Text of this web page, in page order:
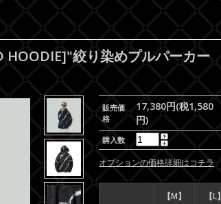
HOODIE]"絞り染めプルパーカー
販売価
格
17,380円(税1,580
円)
購入数
オプションの価格詳細はコチラ
【M】 【L】